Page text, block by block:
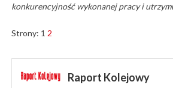
konkurencyjność wykonanej pracy i
Strony: 1 2
Raport Kolejowy